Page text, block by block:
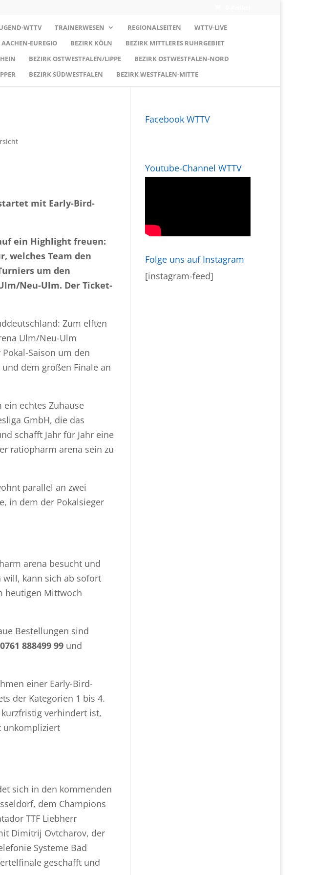
WTTV TRAINERWESEN REGIONALSEITEN
WTTV-LIVE
EUREGIO BEZIRK KÖLN
BEZIRK MITTLERES RUHRGEBIET
BEZIRK OSTWESTFALEN/LIPPE
BEZIRK OSTWESTFALEN-NORD
BEZIRK SÜDWESTFALEN BEZIRK WESTFALEN-MITTE
mit Early-Bird-
ein Highlight freuen:
welches Team den
um den
Neu-Ulm. Der Ticket-
Zum elften
Ulm/Neu-Ulm
Saison um den
dem großen Finale an
echtes Zuhause
GmbH, die das
schafft Jahr für Jahr eine
ratiopharm arena sein zu
parallel an zwei
in dem der Pokalsieger
arena besucht und
will, kann sich ab sofort
heutigen Mittwoch
Bestellungen sind
0761 888499 99 und
einer Early-Bird-
der Kategorien 1 bis 4.
verhindert ist,
unkompliziert
sich in den kommenden
dem Champions
TTF Liebherr
Dimitrij Ovtcharov, der
Systeme Bad
geschafft und
Facebook WTTV
Youtube-Channel WTTV
Folge uns auf Instagram
[instagram-feed]